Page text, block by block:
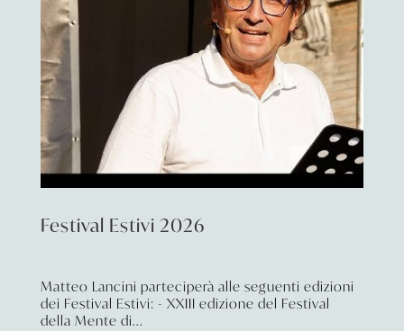
Festival Estivi 2026
Matteo Lancini parteciperà alle seguenti edizioni
dei Festival Estivi: - XXIII edizione del Festival
della Mente di...